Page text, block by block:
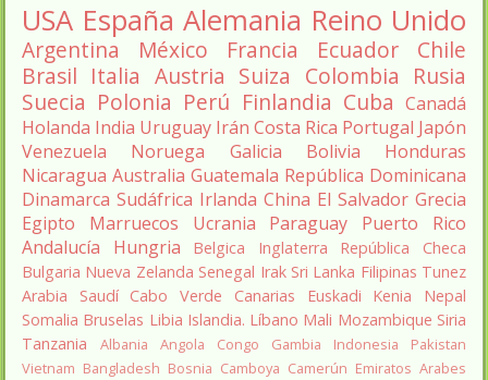
USA España Alemania Reino Unido
Argentina México Francia Ecuador
Chile
Brasil Italia Austria Suiza Colombia Rusia
Suecia Polonia Perú Finlandia Cuba Canadá
Holanda India Uruguay Irán Costa Rica Portugal Japón
Venezuela
Noruega Galicia Bolivia
Honduras
Nicaragua Australia Guatemala República Dominicana
Dinamarca Sudáfrica Irlanda China El Salvador Grecia
Egipto
Marruecos Ucrania Paraguay
Puerto Rico
Andalucía
Hungria Belgica Inglaterra
República Checa
Bulgaria Nueva Zelanda Senegal Irak Sri Lanka Filipinas Tunez
Arabia Saudí Cabo Verde Canarias Euskadi Kenia
Nepal
Somalia Bruselas Libia Islandia. Líbano Mali Mozambique Siria
Tanzania
Albania Angola Congo Gambia Indonesia
Pakistan
Vietnam Bangladesh Bosnia Camboya Camerún Emiratos Arabes